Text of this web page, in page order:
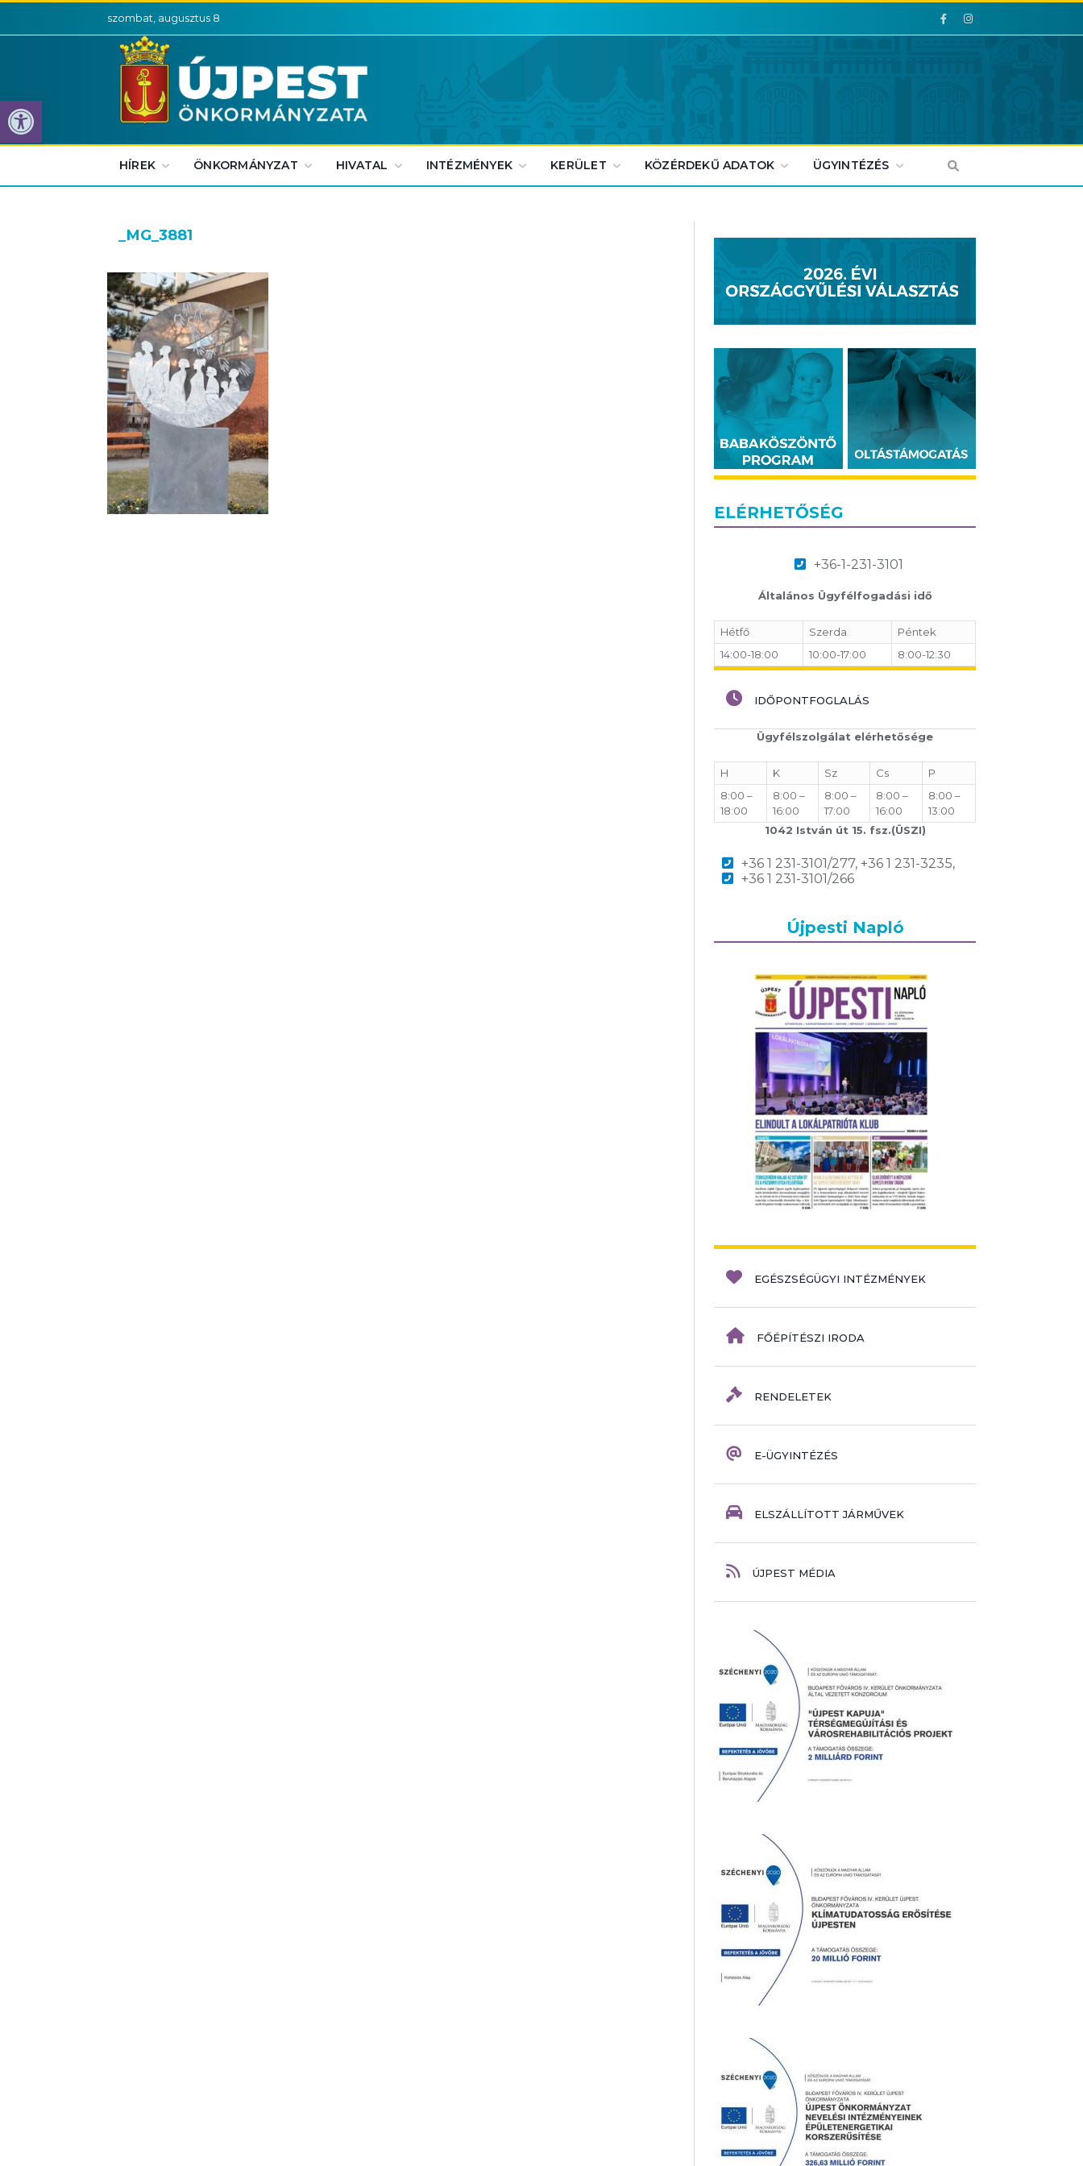
Eszköztár megnyitása
szombat, augusztus 8 Facebook
Facebook
HÍREK ÖNKORMÁNYZAT HIVATAL INTÉZMÉNYEK KERÜLET KÖZÉRDEKŰ ADATOK ÜGYINTÉZÉS
_MG_3881
ELÉRHETŐSÉG
+36-1-231-3101
Általános Ügyfélfogadási idő
Hétfő Szerda
Péntek
14:00-18:00
10:00-17:00 8:00-12:30
IDŐPONTFOGLALÁS
Ügyfélszolgálat elérhetősége
H K Sz Cs
P
8:00 –
18:00
8:00 –
16:00
8:00 –
17:00
8:00 –
16:00
8:00 –
13:00
1042 István út 15. fsz.(ÜSZI)
+36 1 231-3101/277, +36 1 231-3235,
+36 1 231-3101/266
Újpesti Napló
EGÉSZSÉGÜGYI INTÉZMÉNYEK
FŐÉPÍTÉSZI IRODA
RENDELETEK
E-ÜGYINTÉZÉS
ELSZÁLLÍTOTT JÁRMŰVEK
ÚJPEST MÉDIA